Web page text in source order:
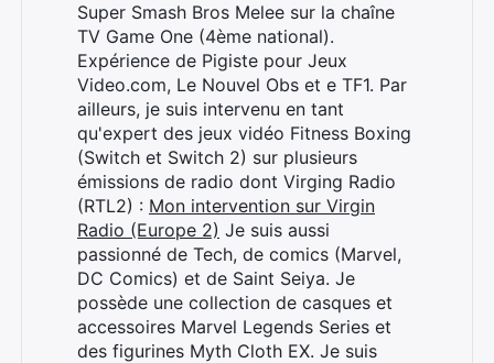
Super Smash Bros Melee sur la chaîne
TV Game One (4ème national).
Expérience de Pigiste pour Jeux
Video.com, Le Nouvel Obs et e TF1. Par
ailleurs, je suis intervenu en tant
qu'expert des jeux vidéo Fitness Boxing
(Switch et Switch 2) sur plusieurs
émissions de radio dont Virging Radio
(RTL2) : Mon intervention sur Virgin
Radio (Europe 2) Je suis aussi
passionné de Tech, de comics (Marvel,
DC Comics) et de Saint Seiya. Je
possède une collection de casques et
accessoires Marvel Legends Series et
des figurines Myth Cloth EX. Je suis